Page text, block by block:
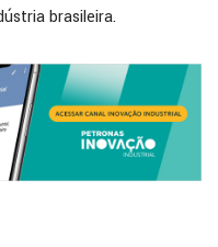
brasileira.